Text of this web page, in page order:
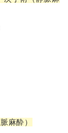
麻酔）